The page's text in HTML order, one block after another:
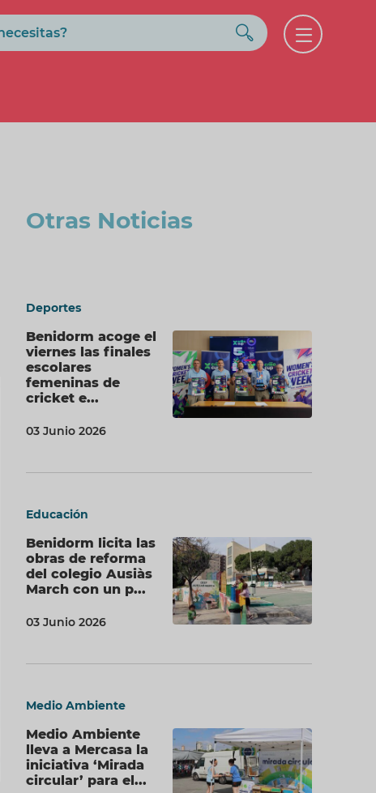
Buscar
Open
Otras Noticias
Deportes
Benidorm acoge el
viernes las finales
escolares
femeninas de
cricket e...
03 Junio 2026
Educación
Benidorm licita las
obras de reforma
del colegio Ausiàs
March con un p...
03 Junio 2026
Medio Ambiente
Medio Ambiente
lleva a Mercasa la
iniciativa ‘Mirada
circular’ para el...